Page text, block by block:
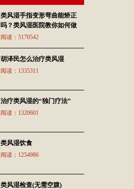
类风湿手指变形弯曲能矫正
吗？类风湿医院教你如何做
阅读： 5170542
胡泽民怎么治疗类风湿
阅读： 1335311
治疗类风湿的“独门疗法”
阅读： 1320601
类风湿饮食
阅读： 1254986
类风湿检查(无需空腹)